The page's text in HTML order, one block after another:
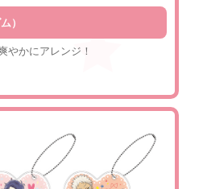
）
やかにアレンジ！